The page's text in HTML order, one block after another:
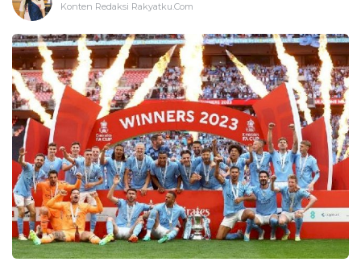
Konten Redaksi Rakyatku.Com